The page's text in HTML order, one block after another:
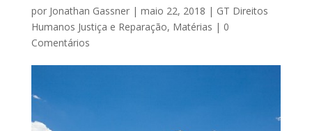
por Jonathan Gassner| maio 22, 2018 | GT Direitos
Humanos Justiça e Reparação, Matérias | 0
Comentários